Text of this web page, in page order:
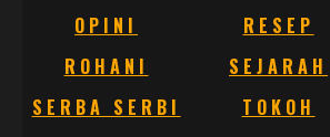
OPINI
RESEP
ROHANI
SEJARAH
SERBA SERBI
TOKOH